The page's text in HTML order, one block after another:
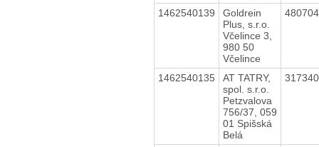
1462540139
Goldrein
Plus, s.r.o.
Včelince 3,
980 50
Včelince
1462540135
AT TATRY,
spol. s.r.o.
Petzvalova
756/37, 059
01 Spišská
Belá